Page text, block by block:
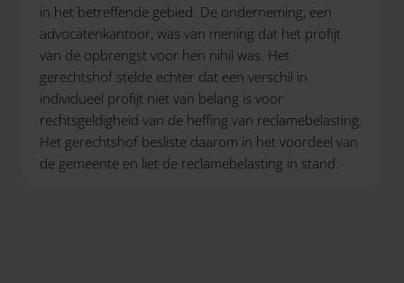
in het betreffende gebied. De onderneming, een
advocatenkantoor, was van mening dat het profijt
van de opbrengst voor hen nihil was. Het
gerechtshof stelde echter dat een verschil in
individueel profijt niet van belang is voor
rechtsgeldigheid van de heffing van reclamebelasting.
Het gerechtshof besliste daarom in het voordeel van
de gemeente en liet de reclamebelasting in stand.